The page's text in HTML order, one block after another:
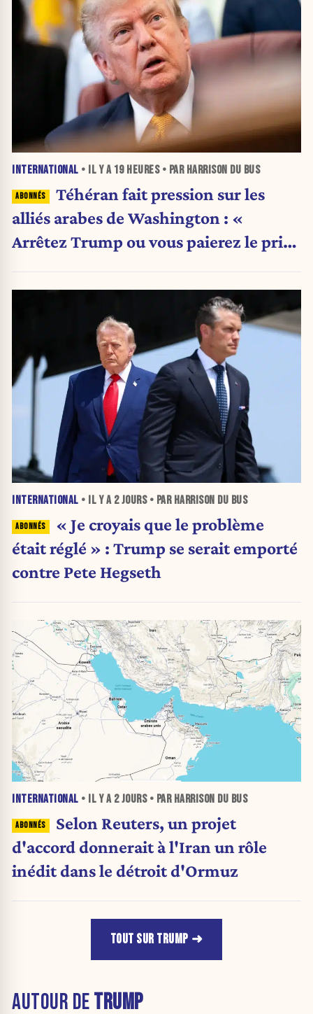
INTERNATIONAL • IL Y A 19 HEURES• PAR HARRISON DU BUS
Téhéran fait pression sur les
alliés arabes de Washington : «
Arrêtez Trump ou vous paierez le prix
INTERNATIONAL • IL Y A 2 JOURS• PAR HARRISON DU BUS
« Je croyais que le problème
était réglé » : Trump se serait emporté
contre Pete Hegseth
INTERNATIONAL • IL Y A 2 JOURS• PAR HARRISON DU BUS
Selon Reuters, un projet
d'accord donnerait à l'Iran un rôle
inédit dans le détroit d'Ormuz
TOUT SUR TRUMP
AUTOUR DETRUMP